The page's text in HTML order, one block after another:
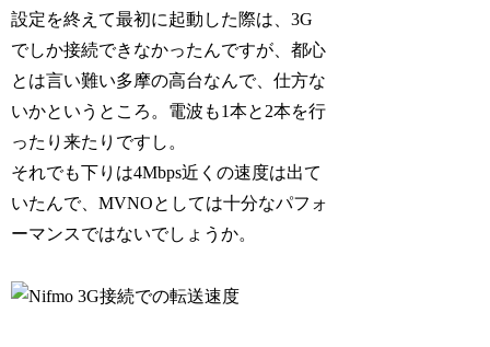
設定を終えて最初に起動した際は、3G
でしか接続できなかったんですが、都心
とは言い難い多摩の高台なんで、仕方な
いかというところ。電波も1本と2本を行
ったり来たりですし。
それでも下りは4Mbps近くの速度は出て
いたんで、MVNOとしては十分なパフォ
ーマンスではないでしょうか。